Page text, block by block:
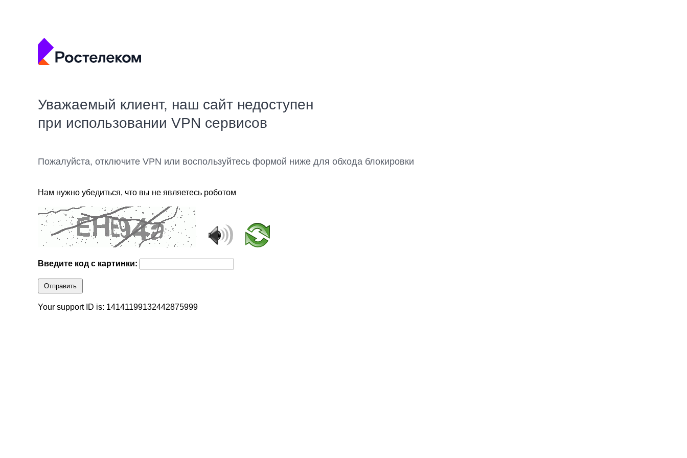
Уважаемый клиент, наш сайт недоступен
при использовании VPN сервисов
Пожалуйста, отключите VPN или воспользуйтесь формой ниже для обхода блокировки
Нам нужно убедиться, что вы не являетесь роботом
Введите код с картинки:
Отправить
Your support ID is: 14141199132442875999